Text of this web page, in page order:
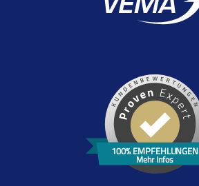
100% EMPFEHLUNGEN
Mehr Infos